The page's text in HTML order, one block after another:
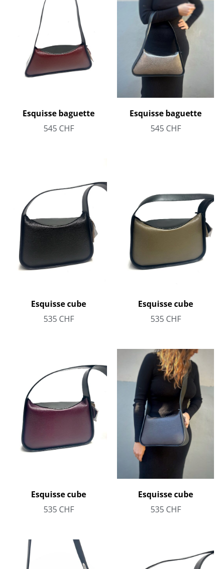
Esquisse baguette
545 CHF
Esquisse baguette
545 CHF
Esquisse cube
535 CHF
Esquisse cube
535 CHF
Esquisse cube
535 CHF
Esquisse cube
535 CHF